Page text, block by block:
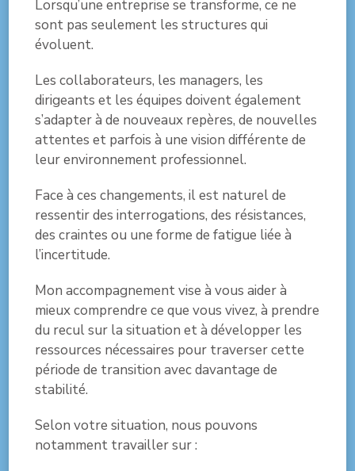
Lorsqu’une entreprise se transforme, ce ne
sont pas seulement les structures qui
évoluent.
Les collaborateurs, les managers, les
dirigeants et les équipes doivent également
s’adapter à de nouveaux repères, de nouvelles
attentes et parfois à une vision différente de
leur environnement professionnel.
Face à ces changements, il est naturel de
ressentir des interrogations, des résistances,
des craintes ou une forme de fatigue liée à
l’incertitude.
Mon accompagnement vise à vous aider à
mieux comprendre ce que vous vivez, à prendre
du recul sur la situation et à développer les
ressources nécessaires pour traverser cette
période de transition avec davantage de
stabilité.
Selon votre situation, nous pouvons
notamment travailler sur :